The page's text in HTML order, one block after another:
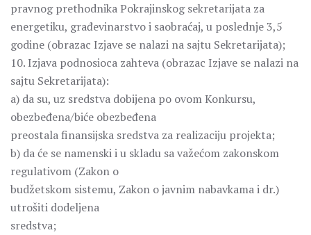
pravnog prethodnika Pokrajinskog sekretarijata za
energetiku, građevinarstvo i saobraćaj, u poslednje 3,5
godine (obrazac Izjave se nalazi na sajtu Sekretarijata);
10. Izjava podnosioca zahteva (obrazac Izjave se nalazi na
sajtu Sekretarijata):
a) da su, uz sredstva dobijena po ovom Konkursu,
obezbeđena/biće obezbeđena
preostala finansijska sredstva za realizaciju projekta;
b) da će se namenski i u skladu sa važećom zakonskom
regulativom (Zakon o
budžetskom sistemu, Zakon o javnim nabavkama i dr.)
utrošiti dodeljena
sredstva;